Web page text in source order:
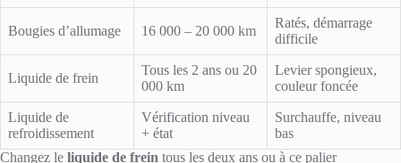
Bougies d’allumage 16 000 – 20 000 km
Ratés, démarrage
difficile
Liquide de frein
Tous les 2 ans ou 20
000 km
Levier spongieux,
couleur foncée
Liquide de
refroidissement
Vérification niveau
+ état
Surchauffe, niveau
bas
Changez le liquide de frein tous les deux ans ou à ce palier